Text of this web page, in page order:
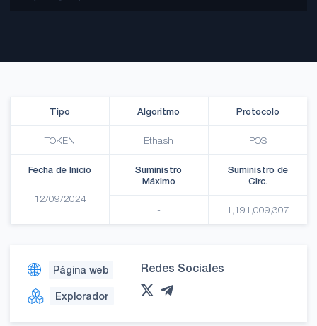
Tipo
TOKEN
Algoritmo
Ethash
Protocolo
POS
Fecha de Inicio
12/09/2024
Suministro
Máximo
-
Suministro de
Circ.
1,191,009,307
Página web
Explorador
Redes Sociales